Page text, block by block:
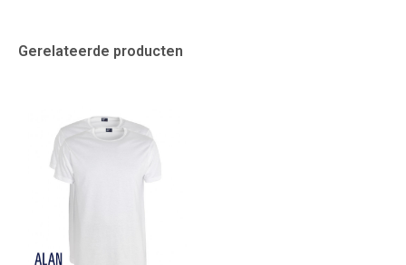
Gerelateerde producten